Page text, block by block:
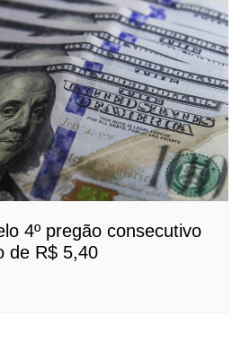
4º pregão consecutivo
de R$ 5,40